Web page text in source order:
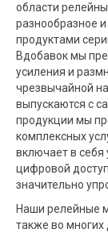
области
разнообразное
продуктами
Вдобавок мы
усиления и
чрезвычайной
выпускаются с
продукции мы
комплексных
включает в себя
цифровой
значительно
Наши релейные
также во многих